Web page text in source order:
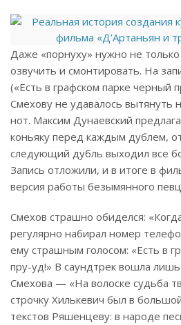
Даже «порнуху» нужно не
озвучить и смонтировать. На
(«Есть в графском парке черный
Смехову не удавалось вытянуть
нот. Максим Дунаевский
коньяку перед каждым дублем,
следующий дубль выходил все
Запись отложили, и в итоге в
версия работы безымянного
Смехов страшно обиделся:
регулярно набирал номер
ему страшным голосом: «Есть в
пру-уд!» В саундтрек вошла
Смехова — «На волос­ке судьба
строчку Хилькевич был в
текстов Ряшенцеву: в народе